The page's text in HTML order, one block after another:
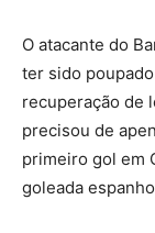
O atacante do
ter sido
recuperação de
precisou de
primeiro gol em
goleada